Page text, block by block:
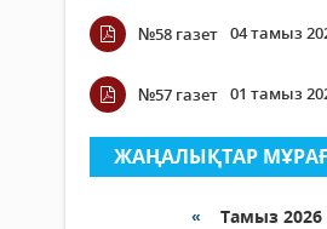
№58 газет 04 тамыз
№57 газет 01 тамыз
ЖАҢАЛЫҚТАР
« Тамыз